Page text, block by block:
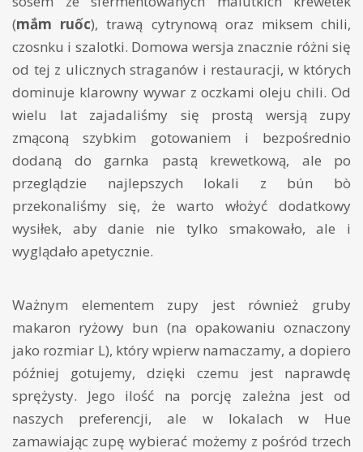
(mắm ruốc), trawą cytrynową oraz miksem chili,
czosnku i szalotki. Domowa wersja znacznie różni się
od tej z ulicznych straganów i restauracji, w których
dominuje klarowny wywar z oczkami oleju chili. Od
wielu lat zajadaliśmy się prostą wersją zupy
zmąconą szybkim gotowaniem i bezpośrednio
dodaną do garnka pastą krewetkową, ale po
przeglądzie najlepszych lokali z bún bò
przekonaliśmy się, że warto włożyć dodatkowy
wysiłek, aby danie nie tylko smakowało, ale i
wyglądało apetycznie.
Ważnym elementem zupy jest również gruby
makaron ryżowy bun (na opakowaniu oznaczony
jako rozmiar L), który wpierw namaczamy, a dopiero
później gotujemy, dzięki czemu jest naprawdę
sprężysty. Jego ilość na porcję zależna jest od
naszych preferencji, ale w lokalach w Hue
zamawiając zupę wybierać możemy z pośród trzech